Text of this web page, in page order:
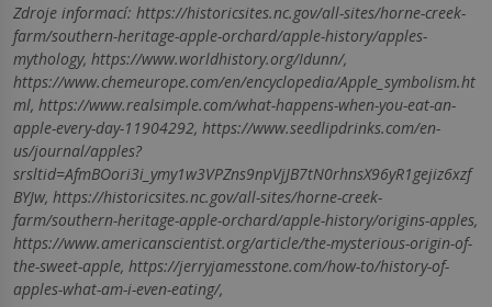
Zdroje informací: https://historicsites.nc.gov/all-sites/horne-creek-
farm/southern-heritage-apple-orchard/apple-history/apples-
mythology, https://www.worldhistory.org/Idunn/,
https://www.chemeurope.com/en/encyclopedia/Apple_symbolism.ht
ml, https://www.realsimple.com/what-happens-when-you-eat-an-
apple-every-day-11904292, https://www.seedlipdrinks.com/en-
us/journal/apples?
srsltid=AfmBOori3i_ymy1w3VPZns9npVjJB7tN0rhnsX96yR1gejiz6xzf
BYJw, https://historicsites.nc.gov/all-sites/horne-creek-
farm/southern-heritage-apple-orchard/apple-history/origins-apples,
https://www.americanscientist.org/article/the-mysterious-origin-of-
the-sweet-apple, https://jerryjamesstone.com/how-to/history-of-
apples-what-am-i-even-eating/,